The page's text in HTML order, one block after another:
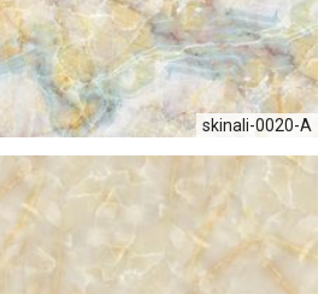
skinali-0020-А